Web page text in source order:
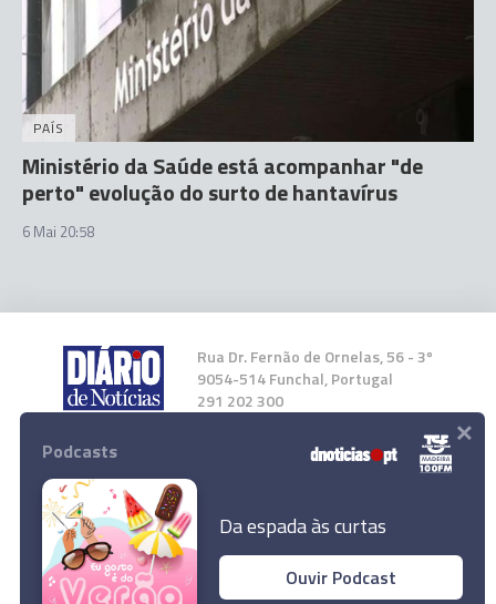
Fuga de amoníaco no Porto Novo provocou
PAÍS
Ministério da Saúde está acompanhar "de
perto" evolução do surto de hantavírus
6 Mai 20:58
Rua Dr. Fernão de Ornelas, 56 - 3º
9054-514 Funchal, Portugal
291 202 300
Instale a nossa App
Podcasts
Da espada às curtas
Ouvir Podcast
×